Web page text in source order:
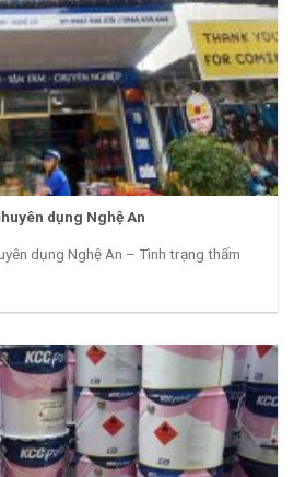
dụng Nghệ An
dụng Nghệ An – Tình trạng thấm